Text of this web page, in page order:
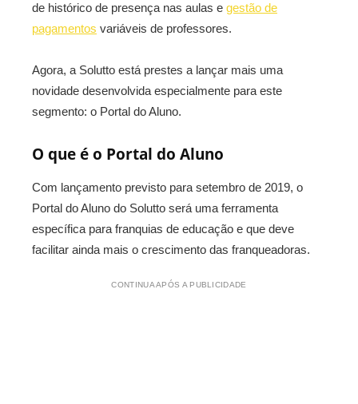
de histórico de presença nas aulas e gestão de
pagamentos variáveis de professores.
Agora, a Solutto está prestes a lançar mais uma
novidade desenvolvida especialmente para este
segmento: o Portal do Aluno.
O que é o Portal do Aluno
Com lançamento previsto para setembro de 2019, o
Portal do Aluno do Solutto será uma ferramenta
específica para franquias de educação e que deve
facilitar ainda mais o crescimento das franqueadoras.
CONTINUA APÓS A PUBLICIDADE